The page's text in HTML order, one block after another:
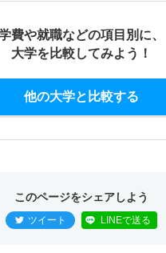
費や就職などの項目別に、
大学を比較してみよう！
他の大学と比較する
このページをシェアしよう
ツイート LINEで送る